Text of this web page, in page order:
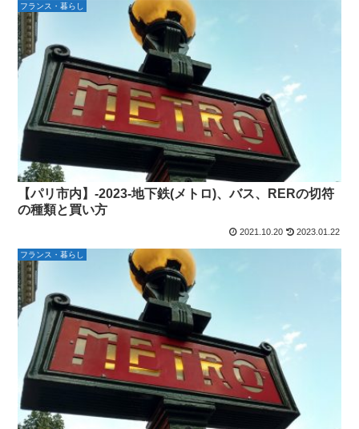
フランス・暮らし
【パリ市内】-2023-地下鉄(メトロ)、バス、RERの切符
の種類と買い方
2021.10.20 2023.01.22
フランス・暮らし